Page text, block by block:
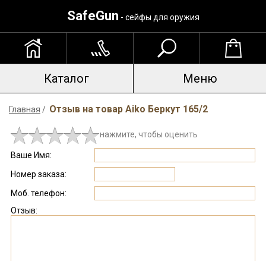
SafeGun - сейфы для оружия
Каталог Меню
Главная / Отзыв на товар Aiko Беркут 165/2
нажмите, чтобы оценить
Ваше Имя:
Номер заказа:
Моб. телефон:
Отзыв: